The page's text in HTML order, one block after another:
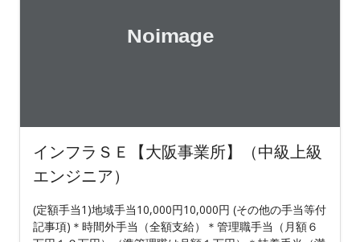
インフラＳＥ【大阪事業所】（中級上級
エンジニア）
(定額手当1)地域手当10,000円10,000円 (その他の手当等付
記事項)＊時間外手当（全額支給）＊管理職手当（月額６